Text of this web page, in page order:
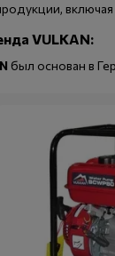
включая
VULKAN:
был основан в
и
развития:
и первые шаги:
ассортимента:
модели